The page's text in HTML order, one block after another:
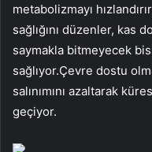
metabolizmayı
sağlığını düzenler, kas
saymakla bitmeyecek
sağlıyor.Çevre dostu
salınımını azaltarak
geçiyor.